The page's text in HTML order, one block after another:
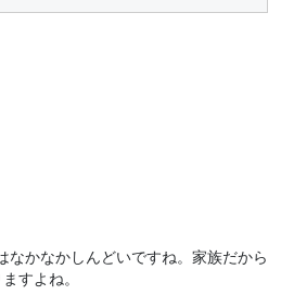
なかなかしんどいですね。家族だから
すよね。